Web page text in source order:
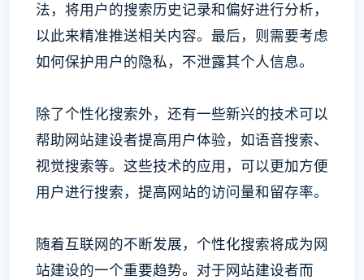
法，将用户的搜索历史记录和偏好进行分析，
以此来精准推送相关内容。最后，则需要考虑
如何保护用户的隐私，不泄露其个人信息。
除了个性化搜索外，还有一些新兴的技术可以
帮助网站建设者提高用户体验，如语音搜索、
视觉搜索等。这些技术的应用，可以更加方便
用户进行搜索，提高网站的访问量和留存率。
随着互联网的不断发展，个性化搜索将成为网
站建设的一个重要趋势。对于网站建设者而